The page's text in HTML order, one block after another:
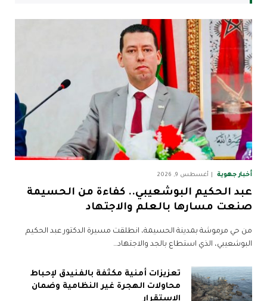
أخبار جهوية أغسطس 9, 2026
عبد الحكيم البوشعيبي.. كفاءة من الحسيمة
صنعت مسارها بالعلم والاجتهاد
من حي مرموشة بمدينة الحسيمة، انطلقت مسيرة الدكتور عبد الحكيم
البوشعيبي، الذي استطاع بالجد والاجتهاد…
تعزيزات أمنية مكثفة بالفنيدق لإحباط
محاولات الهجرة غير النظامية وضمان
الاستقرار